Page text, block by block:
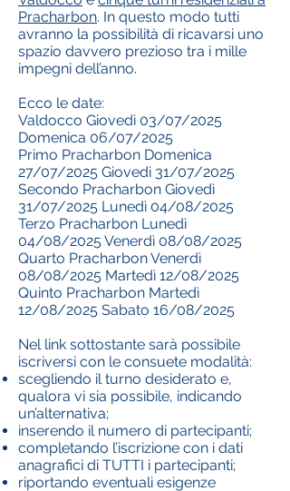
Pracharbon. In questo modo tutti
avranno la possibilità di ricavarsi uno
spazio davvero prezioso tra i mille
impegni dell’anno.
Ecco le date:
Valdocco Giovedì 03/07/2025
Domenica 06/07/2025
Primo Pracharbon Domenica
27/07/2025 Giovedì 31/07/2025
Secondo Pracharbon Giovedì
31/07/2025 Lunedì 04/08/2025
Terzo Pracharbon Lunedì
04/08/2025 Venerdì 08/08/2025
Quarto Pracharbon Venerdì
08/08/2025 Martedì 12/08/2025
Quinto Pracharbon Martedì
12/08/2025 Sabato 16/08/2025
Nel link sottostante sarà possibile
iscriversi con le consuete modalità:
scegliendo il turno desiderato e,
qualora vi sia possibile, indicando
un’alternativa;
inserendo il numero di partecipanti;
completando l’iscrizione con i dati
anagrafici di TUTTI i partecipanti;
riportando eventuali esigenze